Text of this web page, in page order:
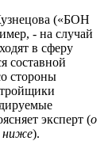
(«БОН
- на случай
в сферу
составной
стороны
эксперт (о
ниже).